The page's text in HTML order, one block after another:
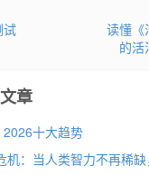
试
读懂《
的活
章
十大趋势